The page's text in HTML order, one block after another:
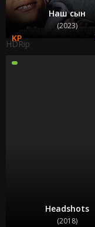
Наш сын
(2023)
HDRip
Headshots
(2018)